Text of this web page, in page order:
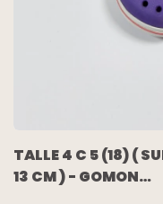
TALLE 4 C 5 (18) (
13 CM ) - GOMON